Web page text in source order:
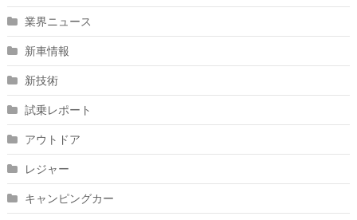
業界ニュース
新車情報
新技術
試乗レポート
アウトドア
レジャー
キャンピングカー